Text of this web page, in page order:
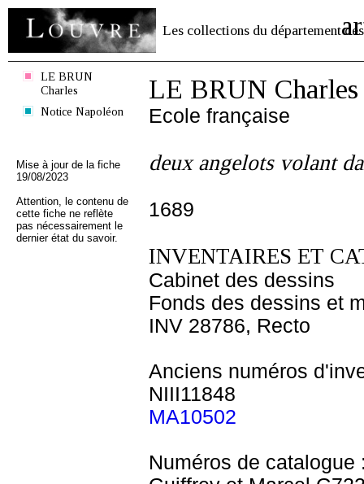
Les collections du département des
LE BRUN
Charles
Notice Napoléon
Mise à jour de la fiche
19/08/2023
Attention, le contenu de
cette fiche ne reflète
pas nécessairement le
dernier état du savoir.
LE BRUN Charles
Ecole française
deux angelots volant
1689
INVENTAIRES ET
Cabinet des dessins
Fonds des dessins et
INV 28786, Recto
Anciens numéros
NIII11848
MA10502
Numéros de catalogue